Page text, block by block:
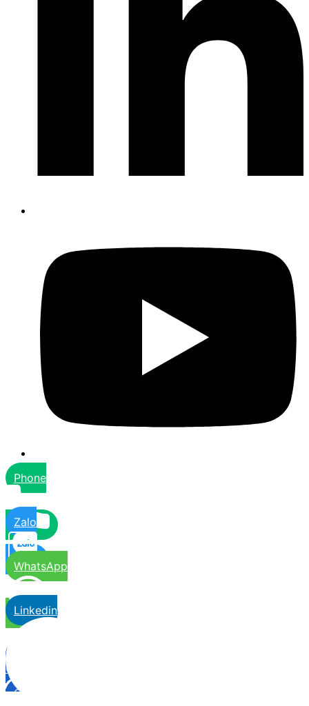
Phone
Zalo
WhatsApp
Linkedin
Us
Close